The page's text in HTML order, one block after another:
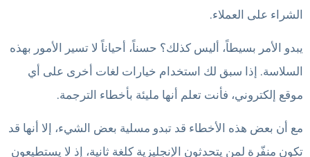
الشراء على العملاء.
يبدو الأمر بسيطاً، أليس كذلك؟ حسناً، أحياناً لا تسير الأمور بهذه
السلاسة. إذا سبق لك استخدام خيارات لغات أخرى على أي
موقع إلكتروني، فأنت تعلم أنها مليئة بأخطاء الترجمة.
مع أن بعض هذه الأخطاء قد تبدو مسلية بعض الشيء، إلا أنها قد
تكون منفّرة لمن يتحدثون الإنجليزية كلغة ثانية، إذ لا يستطيعون